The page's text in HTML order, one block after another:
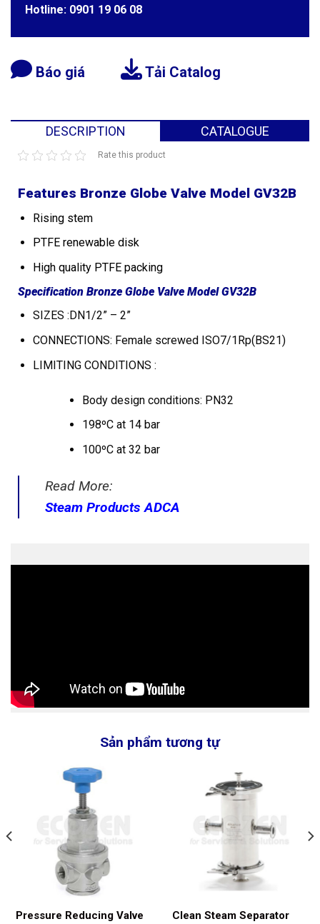
Hotline: 0901 19 06 08
Báo giá Tải Catalog
DESCRIPTION CATALOGUE
Rate this product
Features Bronze Globe Valve Model GV32B
Rising stem
PTFE renewable disk
High quality PTFE packing
Specification Bronze Globe Valve Model GV32B
SIZES :DN1/2” – 2”
CONNECTIONS: Female screwed ISO7/1Rp(BS21)
LIMITING CONDITIONS :
Body design conditions: PN32
198ºC at 14 bar
100ºC at 32 bar
Read More:
Steam Products ADCA
Sản phẩm tương tự
Pressure Reducing Valve
Clean Steam Separator